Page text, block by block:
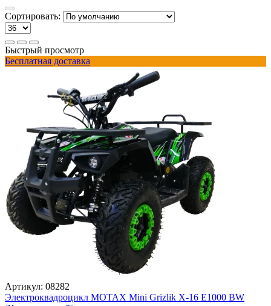
Сортировать:
Быстрый просмотр
Бесплатная доставка
Артикул: 08282
Электроквадроцикл MOTAX Mini Grizlik X-16 E1000 BW